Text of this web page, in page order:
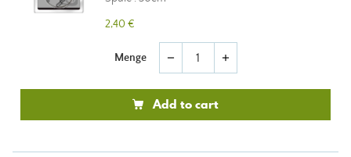
2,40 €
Menge remove add
Add to cart